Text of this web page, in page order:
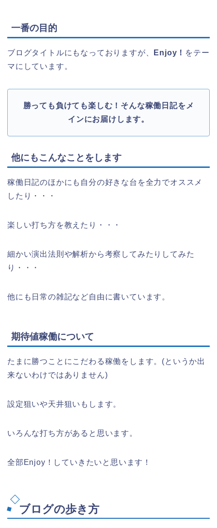
一番の目的
ブログタイトルにもなっておりますが、 Enjoy！ をテー
マにしています。
勝っても負けても楽しむ！そんな稼働日記をメ
インにお届けします。
他にもこんなことをします
稼働日記のほかにも自分の好きな台を全力でオススメ
したり・・・
楽しい打ち方を教えたり・・・
細かい演出法則や解析から考察してみたりしてみた
り・・・
他にも日常の雑記など自由に書いています。
期待値稼働について
たまに勝つことにこだわる稼働をします。(というか出
来ないわけではありません)
設定狙いや天井狙いもします。
いろんな打ち方があると思います。
全部Enjoy！していきたいと思います！
ブログの歩き方